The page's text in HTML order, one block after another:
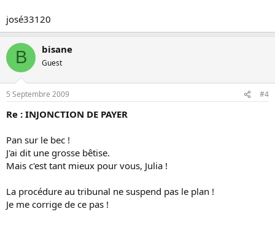
josé33120
B bisane
Guest
5 Septembre 2009 #4
Re : INJONCTION DE PAYER
Pan sur le bec !
J'ai dit une grosse bêtise.
Mais c'est tant mieux pour vous, Julia !
La procédure au tribunal ne suspend pas le plan !
Je me corrige de ce pas !